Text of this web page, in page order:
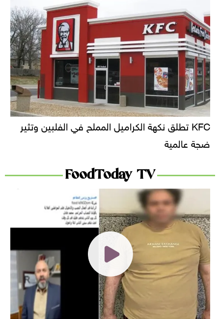
KFC تطلق نكهة الكراميل المملح في الفلبين وتثير
ضجة عالمية
FoodToday TV